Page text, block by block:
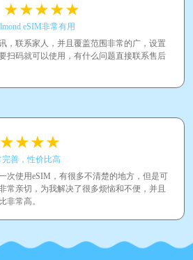
eSIM非常有用
，联系家人，并且覆盖范围非常的广，设置
扫码就可以使用，有什么问题直接联系售后
善，性价比高
次使用eSIM，有很多不清楚的地方，但是可
常亲切，为我解决了很多烦恼和不便，并且
非常高。